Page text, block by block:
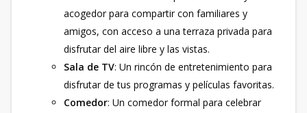
acogedor para compartir con familiares y
amigos, con acceso a una terraza privada para
disfrutar del aire libre y las vistas.
Sala de TV: Un rincón de entretenimiento para
disfrutar de tus programas y películas favoritas.
Comedor: Un comedor formal para celebrar